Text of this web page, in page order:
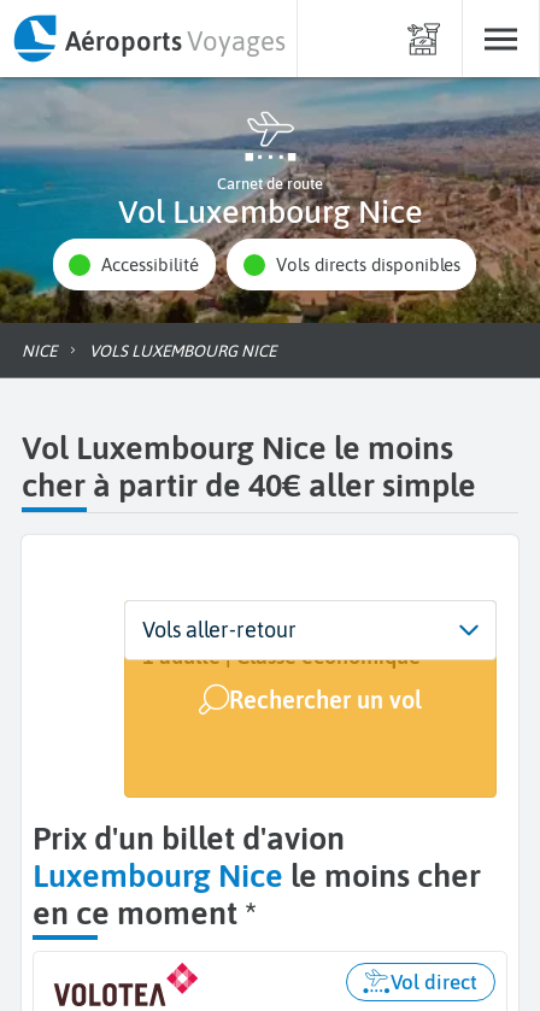
AéroportsVoyages
Carnet de route
Vol Luxembourg Nice
Accessibilité Vols directs disponibles
NICE VOLS LUXEMBOURG NICE
Vol Luxembourg Nice le moins
cher à partir de 40€ aller simple
Départ
Luxembourg (LUX)
Dates
5 oct. - 9 oct.
Voyageurs | Classe
1 adulte | Classe économique
Rechercher un vol
Vols aller-retour
Prix d'un billet d'avion
Luxembourg Nice le moins cher
en ce moment *
Vol direct